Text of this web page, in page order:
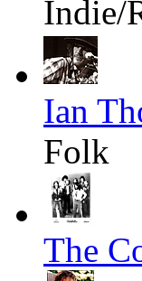
Indie/
Ian
Folk
The